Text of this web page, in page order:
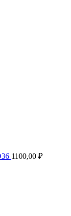
1100,00 ₽